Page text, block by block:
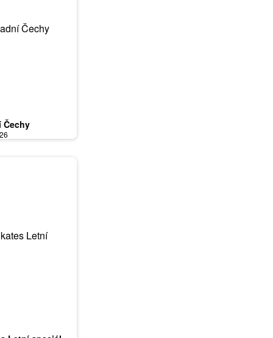
Čechy